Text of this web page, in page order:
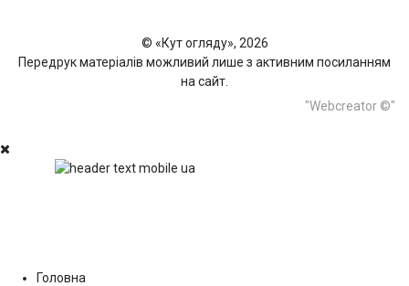
© «Кут огляду», 2026
Передрук матеріалів можливий лише з активним посиланням
на сайт.
"Webcreator ©"
Головна